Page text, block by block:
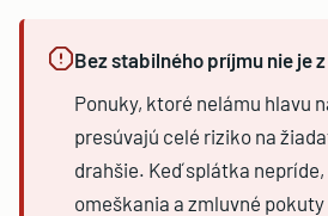
Bez stabilného príjmu nie je
Ponuky, ktoré nelámu hlavu
presúvajú celé riziko na
drahšie. Keď splátka
omeškania a zmluvné